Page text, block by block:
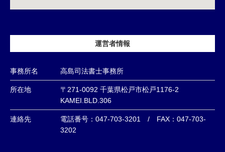
運営者情報
事務所名 高島司法書士事務所
所在地
〒271-0092 千葉県松戸市松戸1176-2
KAMEI.BLD.306
連絡先
電話番号：047-703-3201 / FAX：047-703-
3202